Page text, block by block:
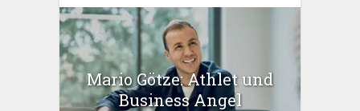
Mario Götze: Athlet und
Business Angel